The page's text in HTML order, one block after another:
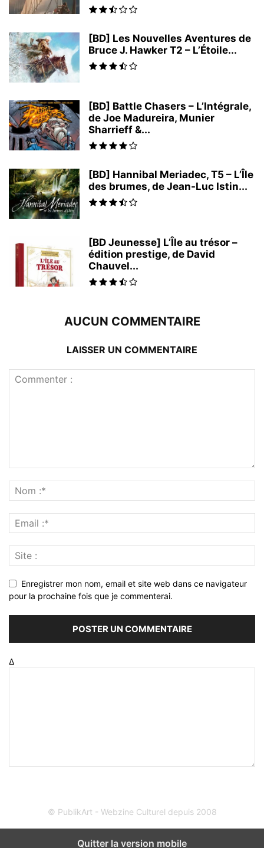
[BD] Les Nouvelles Aventures de
Bruce J. Hawker T2 – L’Étoile...
[BD] Battle Chasers – L’Intégrale,
de Joe Madureira, Munier
Sharrieff &...
[BD] Hannibal Meriadec, T5 – L’Île
des brumes, de Jean-Luc Istin...
[BD Jeunesse] L’Île au trésor –
édition prestige, de David
Chauvel...
AUCUN COMMENTAIRE
LAISSER UN COMMENTAIRE
Enregistrer mon nom, email et site web dans ce navigateur
pour la prochaine fois que je commenterai.
Δ
© PublikArt - Webzine Culturel depuis 2008
Quitter la version mobile